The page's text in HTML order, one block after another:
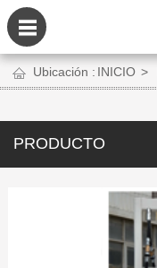
Ubicación : INICIO >
PRODUCTO